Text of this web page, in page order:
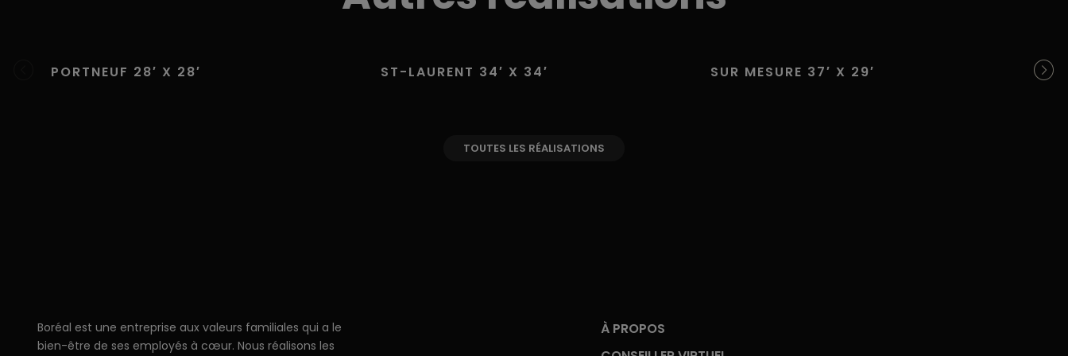
PORTNEUF 28′ X 28′ ST-LAURENT 34′ X 34′ SUR MESURE 37′ X 29′
TOUTES LES RÉALISATIONS
Boréal est une entreprise aux valeurs familiales qui a le
bien-être de ses employés à cœur. Nous réalisons les
À PROPOS